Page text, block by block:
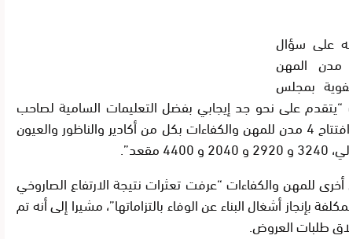
على سؤال
المهن
بمجلس
“يتقدم على نحو جد إيجابي بفضل التعليمات السامية لصاحب
الجلالة الملك محمد السادس، حيث تم افتتاح 4 مدن للمهن والكفاءات بكل من أكادير والناظور والعيون
للمهن والكفاءات “عرفت تعثرات نتيجة الارتفاع الصاروخي
بإنجاز أشغال البناء عن الوفاء بالتزاماتها”، مشيرا إلى أنه تم
طلبات العروض.